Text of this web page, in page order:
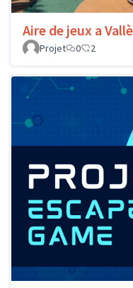
Aire de jeux a
Projet
0 2